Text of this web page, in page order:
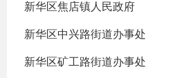
新华区焦店镇人民政府
新华区中兴路街道办事处
新华区矿工路街道办事处